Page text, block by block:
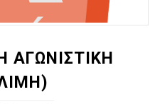
ΜΠΑΣΚΕΤ : 39Η ΕΠΕΤΕΙΟΣ ΑΠΟ
ανδρών ΕΣΚΑΝΑ
Πανελευσινιακό στον
ΑΓΩΝΙΣΤΙΚΗ